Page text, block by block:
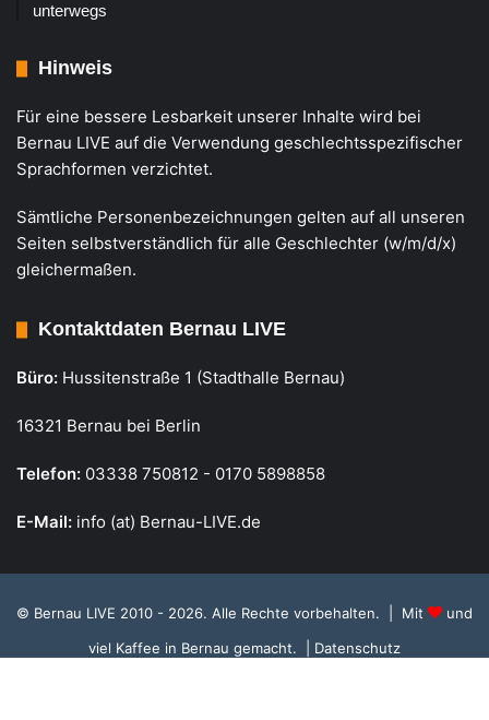
unterwegs
Hinweis
Für eine bessere Lesbarkeit unserer Inhalte wird bei
Bernau LIVE auf die Verwendung geschlechtsspezifischer
Sprachformen verzichtet.
Sämtliche Personenbezeichnungen gelten auf all unseren
Seiten selbstverständlich für alle Geschlechter (w/m/d/x)
gleichermaßen.
Kontaktdaten Bernau LIVE
Büro: Hussitenstraße 1 (Stadthalle Bernau)
16321 Bernau bei Berlin
Telefon: 03338 750812 - 0170 5898858
E-Mail: info (at) Bernau-LIVE.de
© Bernau LIVE 2010 - 2026. Alle Rechte vorbehalten. | Mit
und
viel Kaffee in Bernau gemacht.
| Datenschutz